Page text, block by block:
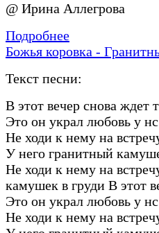
@ Ирина Аллегрова
Подробнее
Божья коровка -
Текст песни:
В этот вечер снова ждет
Это он украл любовь у
Не ходи к нему на
У него гранитный
Не ходи к нему на
камушек в груди В этот
Это он украл любовь у
Не ходи к нему на